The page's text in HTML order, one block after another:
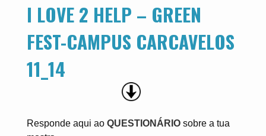
I LOVE 2 HELP – GREEN
FEST-CAMPUS CARCAVELOS
11_14
Responde aqui ao QUESTIONÁRIO sobre a tua